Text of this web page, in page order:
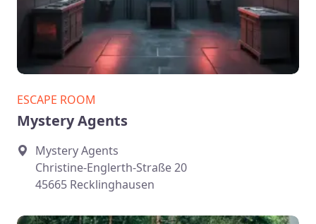
ESCAPE ROOM
Mystery Agents
Mystery Agents
Christine-Englerth-Straße 20
45665 Recklinghausen